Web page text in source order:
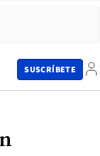
SUSCRÍBETE